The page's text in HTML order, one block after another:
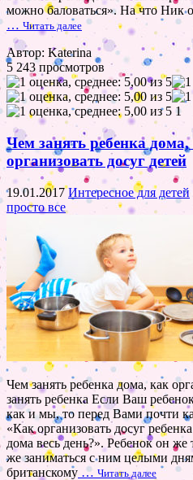
можно баловаться». На что Ник
… Читать далее
Автор: Katerina
5 243 просмотров
1
Чем занять ребенка
организовать досуг детей
19.01.2017Интересное для детей
просто все
Чем занять ребенка дома, как
занять ребенка Если Ваш
как и мы, то перед Вами почти
«Как организовать досуг
дома весь день?». Ребенок он же
же заниматься с ним целыми
британскому … Читать далее